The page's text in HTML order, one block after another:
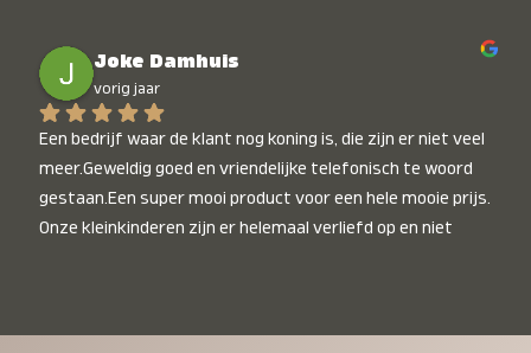
Joke Damhuis
vorig jaar
Een bedrijf waar de klant nog koning is, die zijn er niet veel
meer.Geweldig goed en vriendelijke telefonisch te woord
gestaan.Een super mooi product voor een hele mooie prijs.
Onze kleinkinderen zijn er helemaal verliefd op en niet